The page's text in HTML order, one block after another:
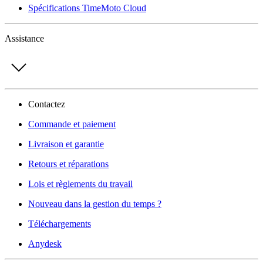
Spécifications TimeMoto Cloud
Assistance
Contactez
Commande et paiement
Livraison et garantie
Retours et réparations
Lois et règlements du travail
Nouveau dans la gestion du temps ?
Téléchargements
Anydesk